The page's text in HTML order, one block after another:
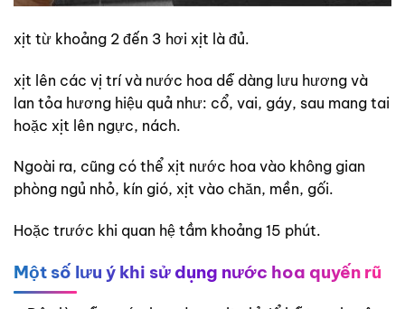
xịt từ khoảng 2 đến 3 hơi xịt là đủ.
xịt lên các vị trí và nước hoa dễ dàng lưu hương và
lan tỏa hương hiệu quả như: cổ, vai, gáy, sau mang tai
hoặc xịt lên ngực, nách.
Ngoài ra, cũng có thể xịt nước hoa vào không gian
phòng ngủ nhỏ, kín gió, xịt vào chăn, mền, gối.
Hoặc trước khi quan hệ tầm khoảng 15 phút.
Một số lưu ý khi sử dụng nước hoa quyến rũ